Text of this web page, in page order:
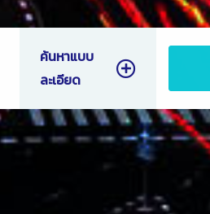
ค้นหาแบบ
ละเอียด